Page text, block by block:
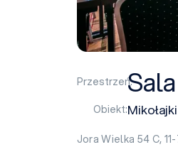
Przestrzeń:
Obiekt:
Jora Wielka 54 C,